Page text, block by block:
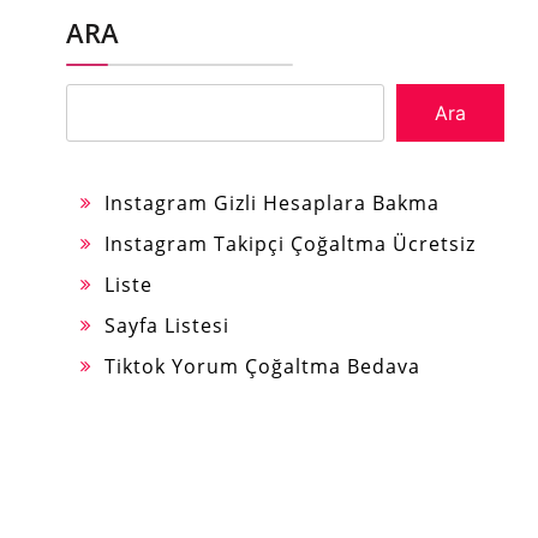
ARA
Ara
Instagram Gizli Hesaplara Bakma
Instagram Takipçi Çoğaltma Ücretsiz
Liste
Sayfa Listesi
Tiktok Yorum Çoğaltma Bedava